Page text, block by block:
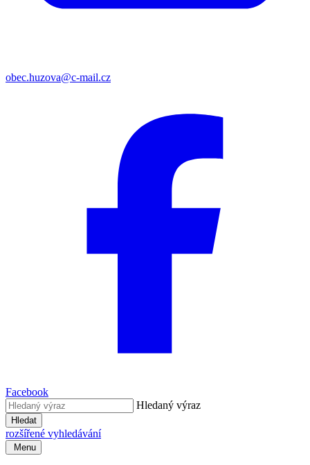
obec.huzova@c-mail.cz
Facebook
Hledaný výraz
Hledat
rozšířené vyhledávání
Menu